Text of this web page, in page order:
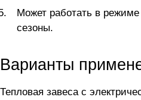
Может работать в
сезоны.
Варианты
Тепловая завеса с